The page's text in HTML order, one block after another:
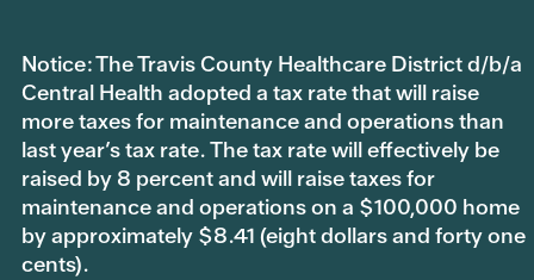
Notice: The Travis County Healthcare District d/b/a
Central Health adopted a tax rate that will raise
more taxes for maintenance and operations than
last year’s tax rate. The tax rate will effectively be
raised by 8 percent and will raise taxes for
maintenance and operations on a $100,000 home
by approximately $8.41 (eight dollars and forty one
cents).